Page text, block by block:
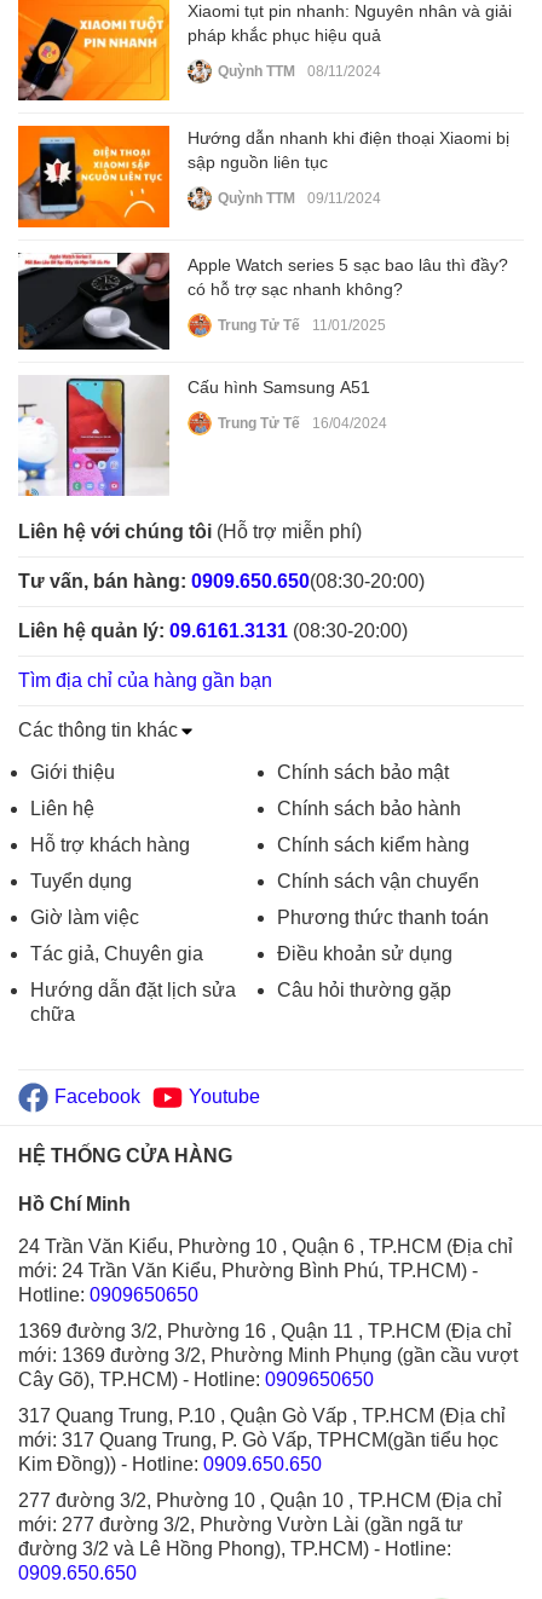
Xiaomi tụt pin nhanh: Nguyên nhân và giải
pháp khắc phục hiệu quả
Quỳnh TTM 08/11/2024
Hướng dẫn nhanh khi điện thoại Xiaomi bị
sập nguồn liên tục
Quỳnh TTM 09/11/2024
Apple Watch series 5 sạc bao lâu thì đầy?
có hỗ trợ sạc nhanh không?
Trung Tử Tế 11/01/2025
Cấu hình Samsung A51
Trung Tử Tế 16/04/2024
Liên hệ với chúng tôi (Hỗ trợ miễn phí)
Tư vấn, bán hàng: 0909.650.650(08:30-20:00)
Liên hệ quản lý: 09.6161.3131 (08:30-20:00)
Tìm địa chỉ của hàng gần bạn
Các thông tin khác
Giới thiệu
Liên hệ
Hỗ trợ khách hàng
Tuyển dụng
Giờ làm việc
Tác giả, Chuyên gia
Hướng dẫn đặt lịch sửa
chữa
Chính sách bảo mật
Chính sách bảo hành
Chính sách kiểm hàng
Chính sách vận chuyển
Phương thức thanh toán
Điều khoản sử dụng
Câu hỏi thường gặp
Facebook Youtube
HỆ THỐNG CỬA HÀNG
Hồ Chí Minh
24 Trần Văn Kiểu, Phường 10 , Quận 6 , TP.HCM (Địa chỉ
mới: 24 Trần Văn Kiểu, Phường Bình Phú, TP.HCM) -
Hotline: 0909650650
1369 đường 3/2, Phường 16 , Quận 11 , TP.HCM (Địa chỉ
mới: 1369 đường 3/2, Phường Minh Phụng (gần cầu vượt
Cây Gõ), TP.HCM) - Hotline: 0909650650
317 Quang Trung, P.10 , Quận Gò Vấp , TP.HCM (Địa chỉ
mới: 317 Quang Trung, P. Gò Vấp, TPHCM(gần tiểu học
Kim Đồng)) - Hotline: 0909.650.650
277 đường 3/2, Phường 10 , Quận 10 , TP.HCM (Địa chỉ
mới: 277 đường 3/2, Phường Vườn Lài (gần ngã tư
đường 3/2 và Lê Hồng Phong), TP.HCM) - Hotline:
0909.650.650